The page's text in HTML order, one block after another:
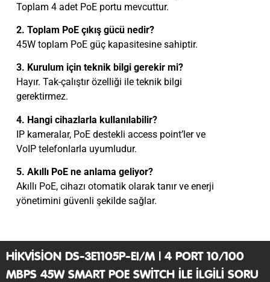
Toplam 4 adet PoE portu mevcuttur.
2. Toplam PoE çıkış gücü nedir?
45W toplam PoE güç kapasitesine sahiptir.
3. Kurulum için teknik bilgi gerekir mi?
Hayır. Tak-çalıştır özelliği ile teknik bilgi
gerektirmez.
4. Hangi cihazlarla kullanılabilir?
IP kameralar, PoE destekli access point’ler ve
VoIP telefonlarla uyumludur.
5. Akıllı PoE ne anlama geliyor?
Akıllı PoE, cihazı otomatik olarak tanır ve enerji
yönetimini güvenli şekilde sağlar.
HIKVISION DS-3E1105P-EI/M | 4 PORT 10/100
MBPS 45W SMART POE SWITCH ILE ILGILI SORU